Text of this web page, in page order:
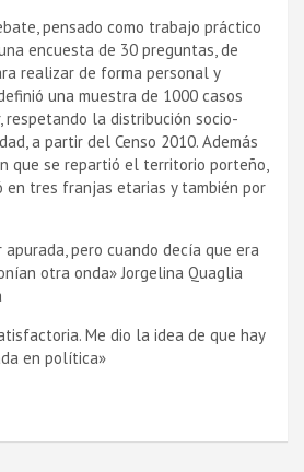
pensado como trabajo práctico
encuesta de 30 preguntas, de
realizar de forma personal y
una muestra de 1000 casos
respetando la distribución socio-
a partir del Censo 2010. Además
que se repartió el territorio porteño,
en tres franjas etarias y también por
pero cuando decí­a que era
otra onda» Jorgelina Quaglia
Me dio la idea de que hay
en polí­tica»